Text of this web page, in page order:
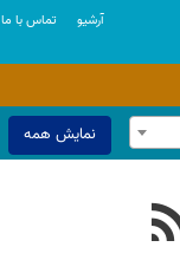
آرشيو تماس با ما
نمایش همه